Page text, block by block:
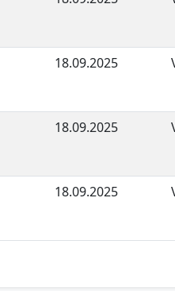
18.09.2025
18.09.2025
18.09.2025